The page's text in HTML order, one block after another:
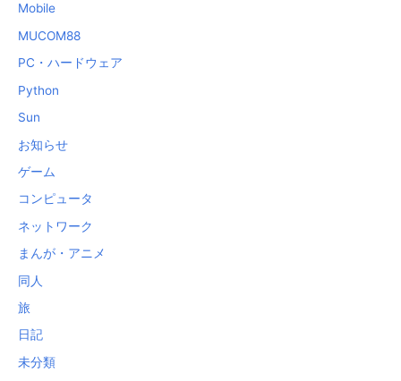
Mobile
MUCOM88
PC・ハードウェア
Python
Sun
お知らせ
ゲーム
コンピュータ
ネットワーク
まんが・アニメ
同人
旅
日記
未分類